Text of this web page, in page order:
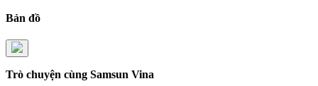
Bản đồ
Trò chuyện cùng Samsun Vina